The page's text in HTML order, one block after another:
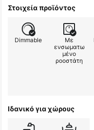
Στοιχεία προϊόντος
Dimmable
Με
ενσωματω
μένο
ροοστάτη
Ιδανικό για χώρους